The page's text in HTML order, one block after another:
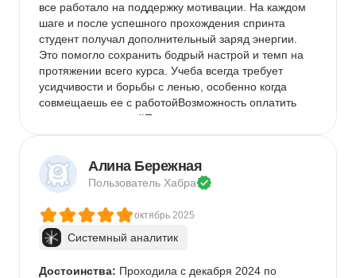
все работало на поддержку мотивации. На каждом
шаге и после успешного прохождения спринта
студент получал дополнительный заряд энергии.
Это помогло сохранить бодрый настрой и темп на
протяжении всего курса. Учеба всегда требует
усидчивости и борьбы с ленью, особенно когда
совмещаешь ее с работойВозможность оплатить
курсы организациейПосле окончания выдается
Недостатки: Недостатки:Отсутствуют. Главный
недостаток — это собственная лень :)
Комментарий:
Подводя итог, курс отлично
подходит для смены профессии. Сравнивая с тем,
чему я научился самостоятельно 3,5 года назад,
техподдержку IT-компании. Теперь же у меня есть
Алина Бережная
Пользователь Хабра
октябрь 2025
Системный аналитик
Достоинства: Проходила с декабря 2024 по